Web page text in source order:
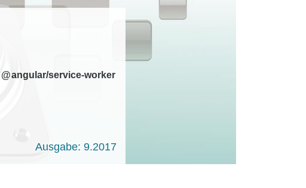
angular/service-worker
Ausgabe: 9.2017